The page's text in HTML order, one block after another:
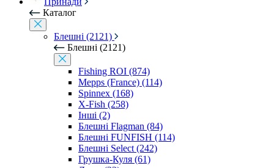
Каталог
Блешні (2121)
Блешні (2121)
Fishing ROI (874)
Mepps (France) (114)
Spinnex (168)
X-Fish (258)
Інші (2)
Блешні Flagman (84)
Блешні FUNFISH (114)
Блешні Select (242)
Грушка-Куля (61)